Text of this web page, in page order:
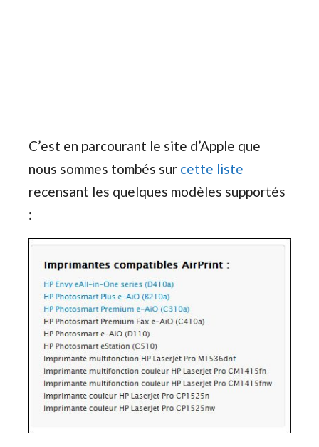
C’est en parcourant le site d’Apple que
nous sommes tombés sur cette liste
recensant les quelques modèles supportés
: